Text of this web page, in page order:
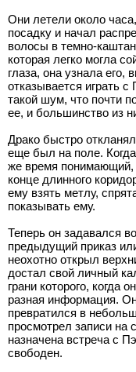
Они летели около
посадку и начал
волосы в темно-
которая легко могла
глаза, она узнала его,
отказывается играть
такой шум, что почти
ее, и большинство из
Драко быстро
еще был на поле.
же время понимающий,
конце длинного
ему взять метлу,
показывать ему.
Теперь он задавался
предыдущий приказ
неохотно открыл
достал свой личный
грани которого, когда
разная информация.
превратился в
просмотрел записи
назначена встреча с
свободен.